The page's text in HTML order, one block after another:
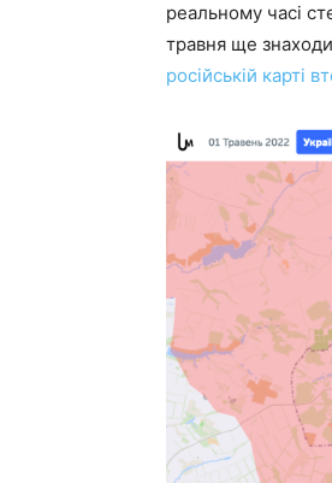
реальному часі
травня ще
російській карті